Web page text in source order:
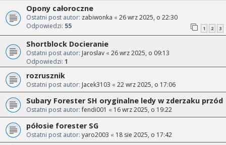
Opony całoroczne
Ostatni post autor: zabiwonka « 26 wrz 2025, o 22:30
Odpowiedzi: 55 1 2 3
Shortblock Docieranie
Ostatni post autor: Jaroslav « 26 wrz 2025, o 09:13
Odpowiedzi: 1
rozrusznik
Ostatni post autor: Jacek3103 « 22 wrz 2025, o 17:06
Subary Forester SH oryginalne ledy w zderzaku przód
Ostatni post autor:fendi001 « 16 wrz 2025, o 19:22
półosie forester SG
Ostatni post autor: yaro2003 « 18 sie 2025, o 17:42